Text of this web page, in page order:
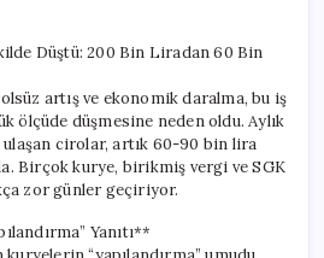
Düştü: 200 Bin Liradan 60 Bin
artış ve ekonomik daralma, bu iş
ölçüde düşmesine neden oldu. Aylık
cirolar, artık 60-90 bin lira
Birçok kurye, birikmiş vergi ve SGK
zor günler geçiriyor.
Yanıtı**